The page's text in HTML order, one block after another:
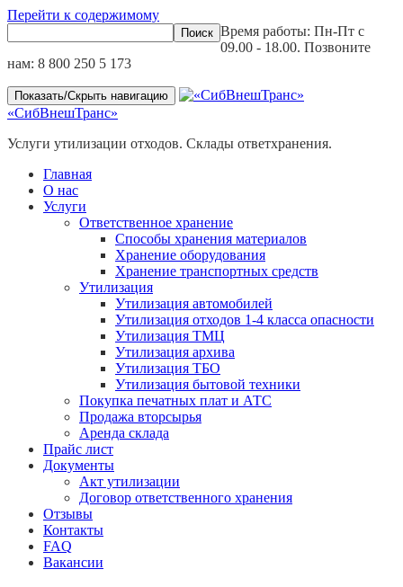
Перейти к содержимому
Время работы: Пн-Пт с
09.00 - 18.00. Позвоните
нам: 8 800 250 5 173
Показать/Скрыть навигацию
«СибВнешТранс»
Услуги утилизации отходов. Склады ответхранения.
Главная
О нас
Услуги
Ответственное хранение
Способы хранения материалов
Хранение оборудования
Хранение транспортных средств
Утилизация
Утилизация автомобилей
Утилизация отходов 1-4 класса опасности
Утилизация ТМЦ
Утилизация архива
Утилизация ТБО
Утилизация бытовой техники
Покупка печатных плат и АТС
Продажа вторсырья
Аренда склада
Прайс лист
Документы
Акт утилизации
Договор ответственного хранения
Отзывы
Контакты
FAQ
Вакансии